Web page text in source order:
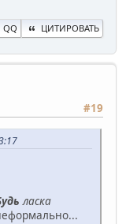
QQ ЦИТИРОВАТЬ
#19
ласка